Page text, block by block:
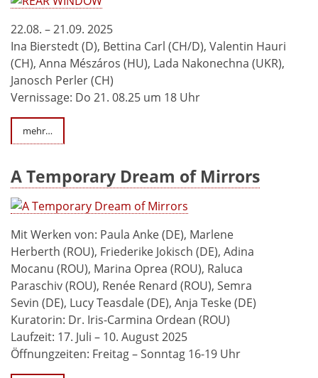
22.08. – 21.09. 2025
Ina Bierstedt (D), Bettina Carl (CH/D), Valentin Hauri
(CH), Anna Mészáros (HU), Lada Nakonechna (UKR),
Janosch Perler (CH)
Vernissage: Do 21. 08.25 um 18 Uhr
mehr…
A Temporary Dream of Mirrors
Mit Werken von: Paula Anke (DE), Marlene
Herberth (ROU), Friederike Jokisch (DE), Adina
Mocanu (ROU), Marina Oprea (ROU), Raluca
Paraschiv (ROU), Renée Renard (ROU), Semra
Sevin (DE), Lucy Teasdale (DE), Anja Teske (DE)
Kuratorin: Dr. Iris-Carmina Ordean (ROU)
Laufzeit: 17. Juli – 10. August 2025
Öffnungzeiten: Freitag – Sonntag 16-19 Uhr